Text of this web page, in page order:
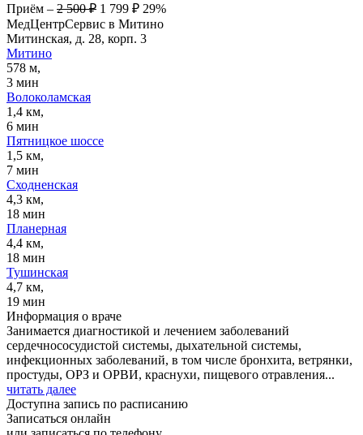
Приём – 2 500 ₽ 1 799 ₽ 29%
МедЦентрСервис в Митино
Митинская, д. 28, корп. 3
Митино
578 м,
3 мин
Волоколамская
1,4 км,
6 мин
Пятницкое шоссе
1,5 км,
7 мин
Сходненская
4,3 км,
18 мин
Планерная
4,4 км,
18 мин
Тушинская
4,7 км,
19 мин
Информация о враче
Занимается диагностикой и лечением заболеваний
сердечнососудистой системы, дыхательной системы,
инфекционных заболеваний, в том числе бронхита, ветрянки,
простуды, ОРЗ и ОРВИ, краснухи, пищевого отравления...
читать далее
Доступна запись по расписанию
Записаться онлайн